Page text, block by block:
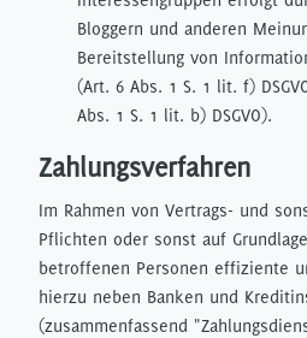
Bloggern und anderen
Bereitstellung von
(Art. 6 Abs. 1 S. 1 lit. f)
Abs. 1 S. 1 lit. b) DSGVO).
Zahlungsverfahren
Im Rahmen von Vertrags- und
Pflichten oder sonst auf
betroffenen Personen effiziente
hierzu neben Banken und
(zusammenfassend